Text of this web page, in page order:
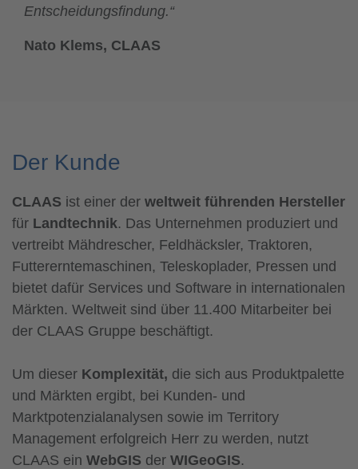
Entscheidungsfindung.“
Nato Klems, CLAAS
Der Kunde
CLAAS ist einer der weltweit führenden Hersteller
für Landtechnik. Das Unternehmen produziert und
vertreibt Mähdrescher, Feldhäcksler, Traktoren,
Futtererntemaschinen, Teleskoplader, Pressen und
bietet dafür Services und Software in internationalen
Märkten. Weltweit sind über 11.400 Mitarbeiter bei
der CLAAS Gruppe beschäftigt.
Um dieser Komplexität, die sich aus Produktpalette
und Märkten ergibt, bei Kunden- und
Marktpotenzialanalysen sowie im Territory
Management erfolgreich Herr zu werden, nutzt
CLAAS ein WebGIS der WIGeoGIS.